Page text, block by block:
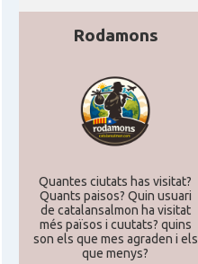
Rodamons
Quantes ciutats has visitat?
Quants paisos? Quin usuari
de catalansalmon ha visitat
més països i cuutats? quins
son els que mes agraden i els
que menys?